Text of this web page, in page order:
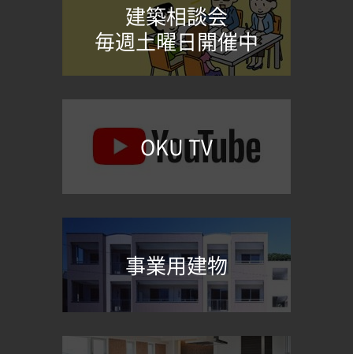
建築相談会
毎週土曜日開催中
OKU TV
事業用建物